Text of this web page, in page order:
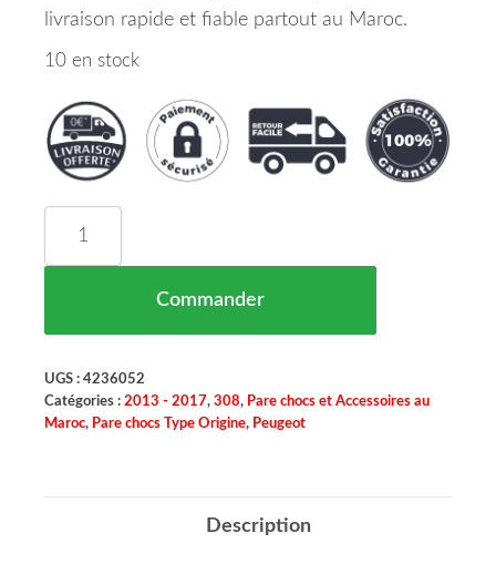
livraison rapide et fiable partout au Maroc.
10 en stock
Commander
UGS : 4236052
Catégories : 2013 - 2017, 308, Pare chocs et Accessoires au
Maroc, Pare chocs Type Origine, Peugeot
Description